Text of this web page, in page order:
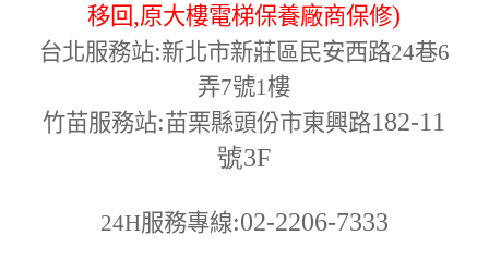
移回,原大樓電梯保養廠商保修)
台北服務站:新北市新莊區民安西路24巷6
弄7號1樓
竹苗服務站:苗栗縣頭份市東興路182-11
號3F
24H服務專線:02-2206-7333